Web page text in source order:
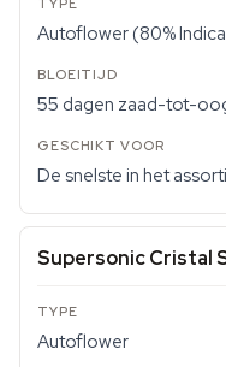
Autoflower (80%
55 dagen zaad-tot-
De snelste in het
Supersonic Cristal
Autoflower